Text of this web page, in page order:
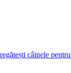
câinele